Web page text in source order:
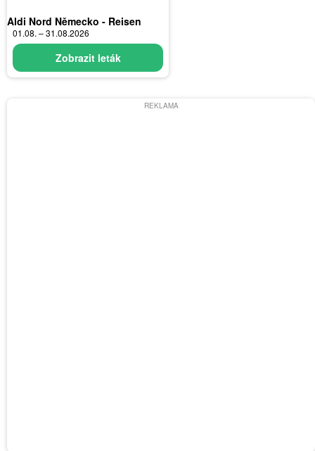
Aldi Nord Německo - Reisen
01.08. – 31.08.2026
Zobrazit leták
REKLAMA